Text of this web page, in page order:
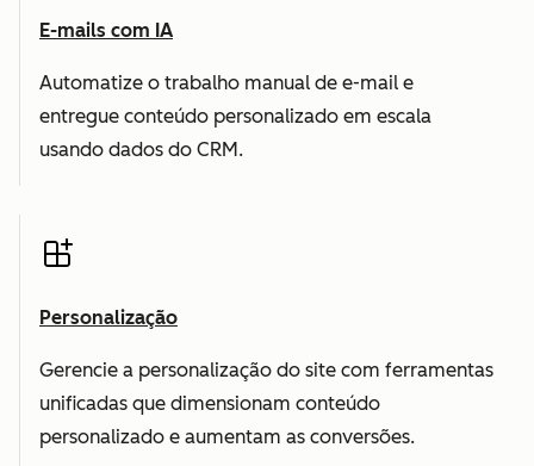
E-mails com IA
Automatize o trabalho manual de e-mail e
entregue conteúdo personalizado em escala
usando dados do CRM.
Personalização
Gerencie a personalização do site com ferramentas
unificadas que dimensionam conteúdo
personalizado e aumentam as conversões.